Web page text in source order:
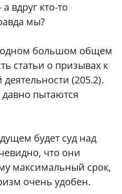
вдруг кто-то
мы?
большом общем
статьи о призывах к
(205.2).
пытаются
будет суд над
что они
максимальный срок,
очень удобен.